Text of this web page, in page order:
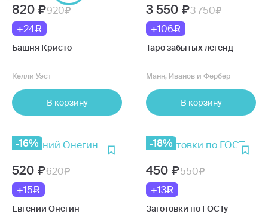
820
920
+24
Башня Кристо
Келли Уэст
В корзину
3 550
3 750
+106
Таро забытых легенд
Манн, Иванов и Фербер
В корзину
-16%
520
620
+15
Евгений Онегин
-18%
450
550
+13
Заготовки по ГОСТу